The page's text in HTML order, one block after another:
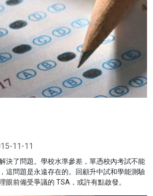
11-11
決了問題。學校水準參差，單憑校內考試不能
這問題是永遠存在的。回顧升中試和學能測驗
眼前備受爭議的 TSA，或許有點啟發。